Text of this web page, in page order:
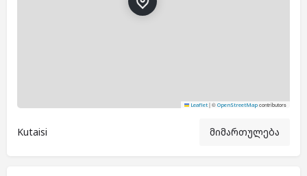
Leaflet |© OpenStreetMap contributors
Kutaisi მიმართულება